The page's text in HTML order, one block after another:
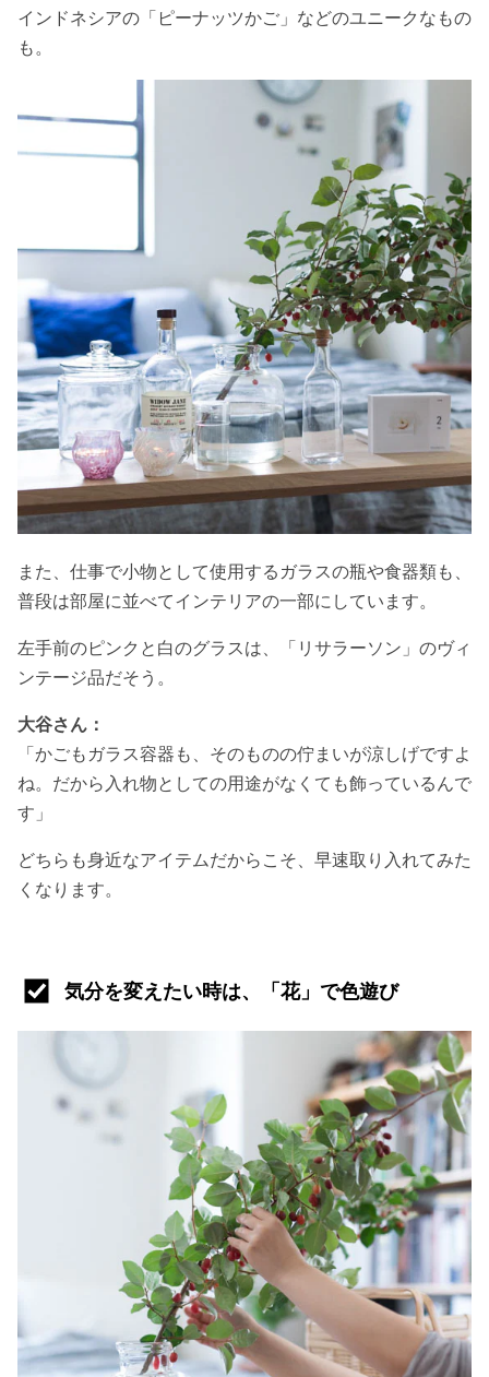
インドネシアの「ピーナッツかご」などのユニークなもの
も。
また、仕事で小物として使用するガラスの瓶や食器類も、
普段は部屋に並べてインテリアの一部にしています。
左手前のピンクと白のグラスは、「リサラーソン」のヴィ
ンテージ品だそう。
大谷さん：
「かごもガラス容器も、そのものの佇まいが涼しげですよ
ね。だから入れ物としての用途がなくても飾っているんで
す」
どちらも身近なアイテムだからこそ、早速取り入れてみた
くなります。
気分を変えたい時は、「花」で色遊び